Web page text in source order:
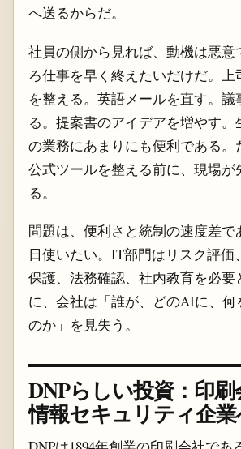
へ送るからだ。
社員の側から見れば、動機は悪意
ろ仕事を早く終えたいだけだ。上
を整える。英語メールを直す。議
る。提案書のアイデアを増やす。
の業務にあまりにも便利である。
公式ツールを整える前に、現場が
る。
問題は、便利さと統制の速度差で
日使いたい。IT部門はリスク評価
保護、法務確認、社内教育を必要
に、会社は「誰が、どのAIに、何
のか」を見失う。
DNPらしい投資：印
情報セキュリティ企